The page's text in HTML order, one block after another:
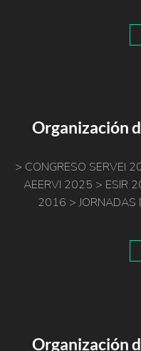
Organización
> CONGRESO SERVEI
AEERVI 2025 > ESIR
2016 > JORNADAS
Organización